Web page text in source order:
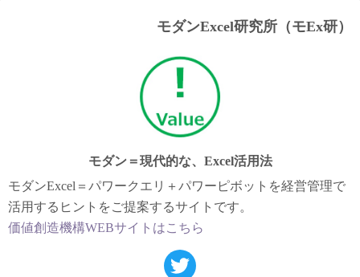
モダンExcel研究所（モEx研）
モダン＝現代的な、Excel活用法
モダンExcel＝パワークエリ＋パワーピボットを経営管理で
活用するヒントをご提案するサイトです。
価値創造機構WEBサイトはこちら